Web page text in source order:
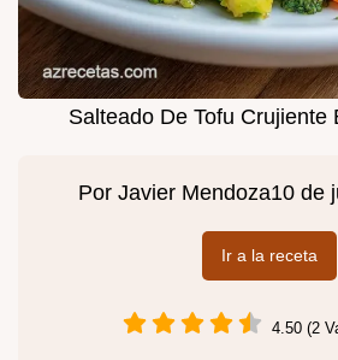
Salteado De Tofu Crujiente
Por Javier Mendoza10 de
Ir a la receta
4.50 (2